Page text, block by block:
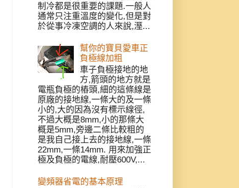
制冷都是很重要的課題.一般人
通常只注重溫度的變化,但是對
於從事冷凍空調的人來說,溼...
幫你的寶貝愛車正
負極線加粗
車子負極接地的地
方,箭頭的地方就是
電瓶負極的樁頭,細的這條線是
原廠的接地線,一條大的及一條
小的,大的因為沒有標示線徑,
不過大概是8mm,小的那條大
概是5mm,旁邊二條比較粗的
是我自己接上去的接地線,一條
22mm,一條14mm. 用來加強正
極及負極的電線,耐壓600V,...
變頻器省電的基本原理